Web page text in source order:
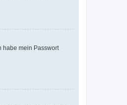
habe mein Passwort